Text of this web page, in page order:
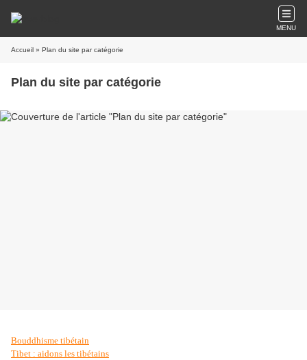
MENU
Accueil » Plan du site par catégorie
Plan du site par catégorie
Bouddhisme tibétain
Tibet : aidons les tibétains